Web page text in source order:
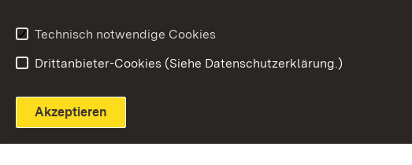
Technisch notwendige Cookies
Drittanbieter-Cookies (Siehe Datenschutzerklärung.)
Akzeptieren